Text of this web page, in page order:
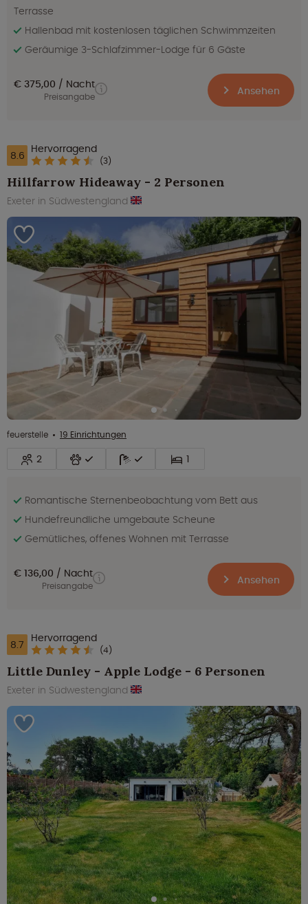
Terrasse
Hallenbad mit kostenlosen täglichen Schwimmzeiten
Geräumige 3-Schlafzimmer-Lodge für 6 Gäste
€ 375,00 Nacht
Preisangabe Ansehen
8.6 Hervorragend
(3)
Hillfarrow Hideaway - 2 Personen
Exeter in Südwestengland
feuerstelle 19 Einrichtungen
2 1
Romantische Sternenbeobachtung vom Bett aus
Hundefreundliche umgebaute Scheune
Gemütliches, offenes Wohnen mit Terrasse
€ 136,00 Nacht
Preisangabe Ansehen
8.7 Hervorragend
(4)
Little Dunley - Apple Lodge - 6 Personen
Exeter in Südwestengland